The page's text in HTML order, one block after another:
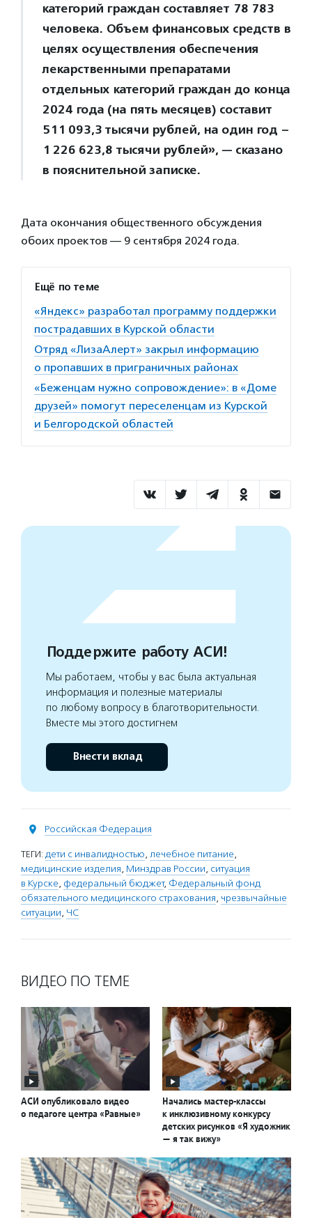
категорий граждан составляет 78 783
человека. Объем финансовых средств в
целях осуществления обеспечения
лекарственными препаратами
отдельных категорий граждан до конца
2024 года ‎(на пять месяцев) составит
511 093,3 тысячи рублей, на один год –
1 226 623,8 тысячи рублей», — сказано
в пояснительной записке.
Дата окончания общественного обсуждения
обоих проектов — 9 сентября 2024 года.
Ещё по теме
«Яндекс» разработал программу поддержки
пострадавших в Курской области
Отряд «ЛизаАлерт» закрыл информацию
о пропавших в приграничных районах
«Беженцам нужно сопровождение»: в «Доме
друзей» помогут переселенцам из Курской
и Белгородской областей
Поддержите работу АСИ!
Мы работаем, чтобы у вас была актуальная
информация и полезные материалы
по любому вопросу в благотворительности.
Вместе мы этого достигнем
Внести вклад
Российская Федерация
ТЕГИ: дети с инвалидностью, лечебное питание,
медицинские изделия, Минздрав России, ситуация
в Курске, федеральный бюджет, Федеральный фонд
обязательного медицинского страхования, чрезвычайные
ситуации, ЧС
ВИДЕО ПО ТЕМЕ
АСИ опубликовало видео
о педагоге центра «Равные»
Начались мастер-классы
к инклюзивному конкурсу
детских рисунков «Я художник
— я так вижу»